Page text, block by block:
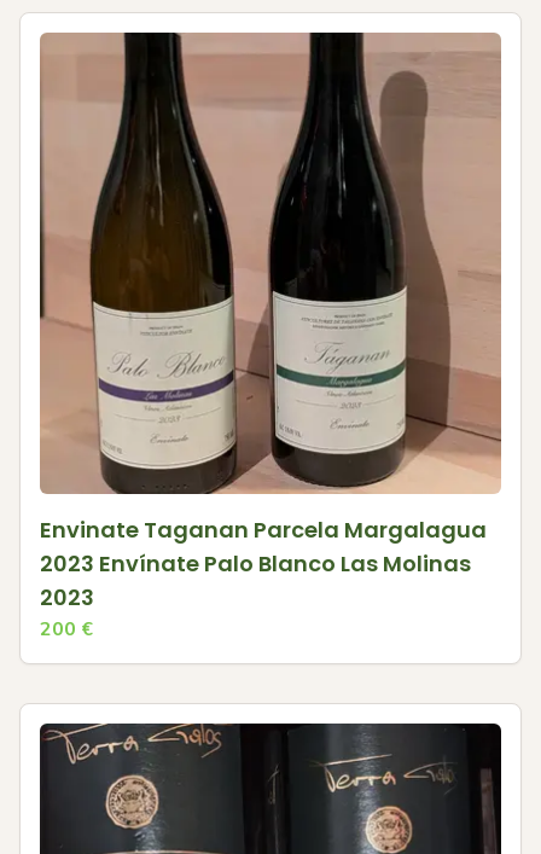
Envinate Taganan Parcela Margalagua
2023 Envínate Palo Blanco Las Molinas
2023
200 €